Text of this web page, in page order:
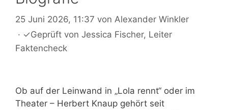
25 Juni 2026, 11:37 von Alexander Winkler
· ✓Geprüft von Jessica Fischer, Leiter
Faktencheck
Ob auf der Leinwand in „Lola rennt“ oder im
Theater – Herbert Knaup gehört seit